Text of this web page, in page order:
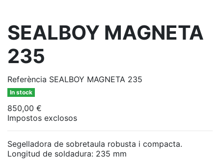
SEALBOY MAGNETA
235
Referència SEALBOY MAGNETA 235
In stock
850,00 €
Impostos exclosos
Segelladora de sobretaula robusta i compacta.
Longitud de soldadura: 235 mm